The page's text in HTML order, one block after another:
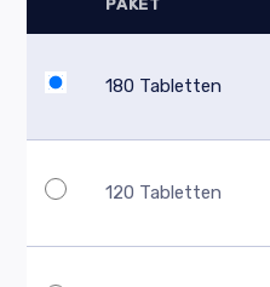
PAKET
180 Tabletten
120 Tabletten